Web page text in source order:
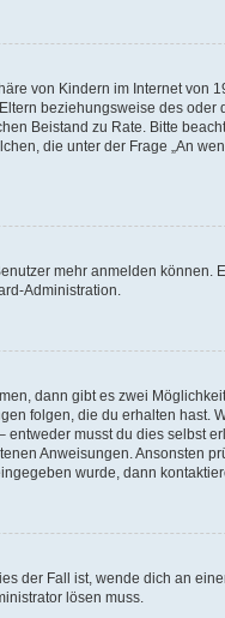
von Kindern im Internet von
beziehungsweise des
Beistand zu Rate. Bitte
die unter der Frage „An
mehr anmelden können.
Administration.
dann gibt es zwei
folgen, die du erhalten hast.
musst du dies selbst
Anweisungen. Ansonsten
wurde, dann
der Fall ist, wende dich an
lösen muss.